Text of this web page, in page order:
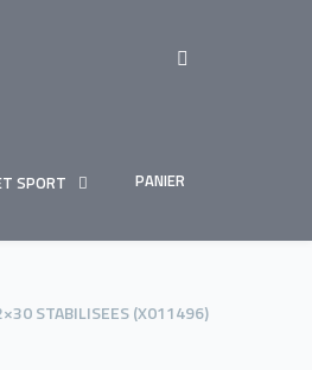
SPORT PANIER
STABILISEES (X011496)